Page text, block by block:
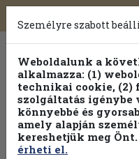
Toggle
navigation
Válogasson több
100%
Személyre szabott
Weboldalunk a
alkalmazza: (1)
technikai cookie, (2)
szolgáltatás igénybe
könnyebbé és
amely alapján
kereshetjük meg Önt.
érheti el.